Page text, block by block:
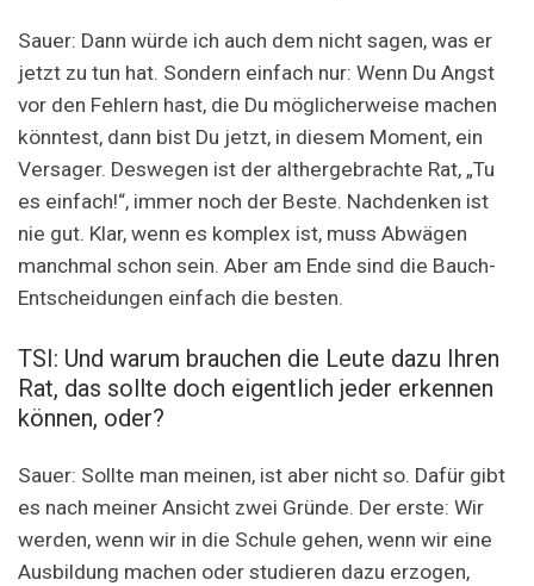
Sauer: Dann würde ich auch dem nicht sagen, was er
jetzt zu tun hat. Sondern einfach nur: Wenn Du Angst
vor den Fehlern hast, die Du möglicherweise machen
könntest, dann bist Du jetzt, in diesem Moment, ein
Versager. Deswegen ist der althergebrachte Rat, „Tu
es einfach!“, immer noch der Beste. Nachdenken ist
nie gut. Klar, wenn es komplex ist, muss Abwägen
manchmal schon sein. Aber am Ende sind die Bauch-
Entscheidungen einfach die besten.
TSI: Und warum brauchen die Leute dazu Ihren
Rat, das sollte doch eigentlich jeder erkennen
können, oder?
Sauer: Sollte man meinen, ist aber nicht so. Dafür gibt
es nach meiner Ansicht zwei Gründe. Der erste: Wir
werden, wenn wir in die Schule gehen, wenn wir eine
Ausbildung machen oder studieren dazu erzogen,